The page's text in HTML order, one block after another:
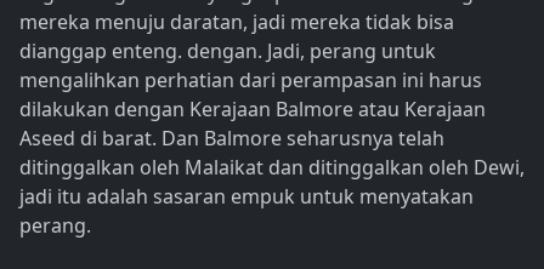
mereka menuju daratan, jadi mereka tidak bisa
dianggap enteng. dengan. Jadi, perang untuk
mengalihkan perhatian dari perampasan ini harus
dilakukan dengan Kerajaan Balmore atau Kerajaan
Aseed di barat. Dan Balmore seharusnya telah
ditinggalkan oleh Malaikat dan ditinggalkan oleh Dewi,
jadi itu adalah sasaran empuk untuk menyatakan
perang.